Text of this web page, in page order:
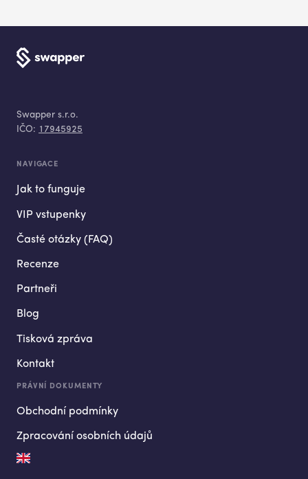
Swapper s.r.o.
IČO: 17945925
NAVIGACE
Jak to funguje
VIP vstupenky
Časté otázky (FAQ)
Recenze
Partneři
Blog
Tisková zpráva
Kontakt
PRÁVNÍ DOKUMENTY
Obchodní podmínky
Zpracování osobních údajů